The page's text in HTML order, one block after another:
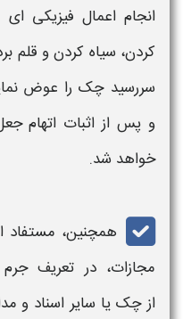
انجام اعمال فیزیکی
کردن، سیاه کردن و قلم
سررسید چک را عوض
و پس از اثبات اتهام
خواهد شد.
همچنین، مستفاد از صدر
مجازات،در تعریف
ازچکیا سایر اسناد و